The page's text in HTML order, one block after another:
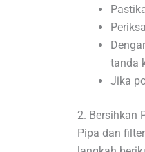
tanda
Jika
2. Bersihkan
Pipa dan